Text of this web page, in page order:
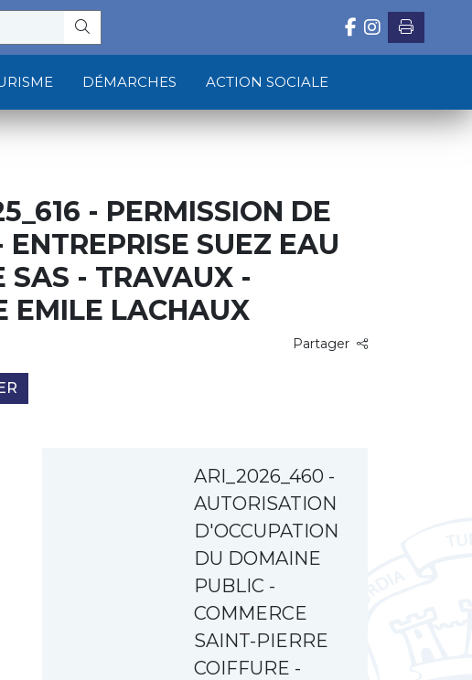
DÉMARCHES ACTION SOCIALE
- PERMISSION DE
ENTREPRISE SUEZ EAU
SAS - TRAVAUX -
EMILE LACHAUX
Partager
ARI_2026_460 -
AUTORISATION
D'OCCUPATION
DU DOMAINE
PUBLIC -
COMMERCE
SAINT-PIERRE
COIFFURE -